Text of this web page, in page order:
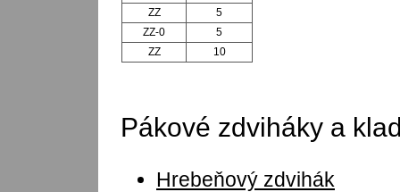
ZZ
5
ZZ-0
5
ZZ
10
Pákové zdviháky a
Hrebeňový zdvihák